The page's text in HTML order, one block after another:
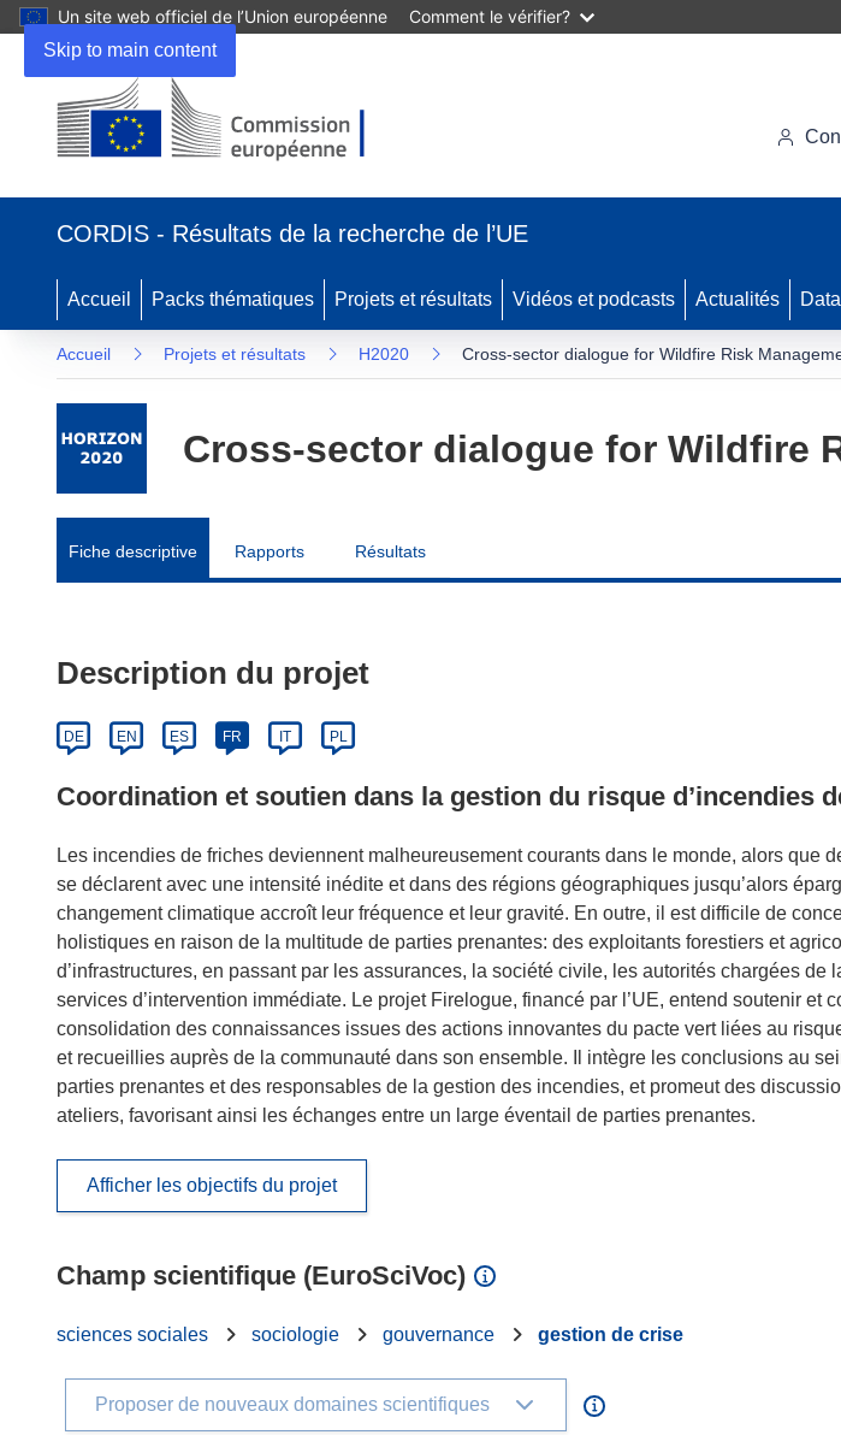
Skip to main content
Un site web officiel de l’Union européenne Comment le vérifier?
CORDIS - Résultats de la recherche de l’UE
Accueil Packs thématiques Projets et résultats Vidéos et podcasts Actualités
Accueil Projets et résultats H2020 Cross-sector dialogue for Wildfire Risk
Cross-sector dialogue for Wildfire
Fiche descriptive Rapports Résultats
Description du projet
DE EN ES FR IT PL
Coordination et soutien dans la gestion du risque d’incendies
Les incendies de friches deviennent malheureusement courants dans le monde, alors que
se déclarent avec une intensité inédite et dans des régions géographiques jusqu’alors
changement climatique accroît leur fréquence et leur gravité. En outre, il est difficile de
holistiques en raison de la multitude de parties prenantes: des exploitants forestiers et
d’infrastructures, en passant par les assurances, la société civile, les autorités chargées de
services d’intervention immédiate. Le projet Firelogue, financé par l’UE, entend soutenir et
consolidation des connaissances issues des actions innovantes du pacte vert liées au
et recueillies auprès de la communauté dans son ensemble. Il intègre les conclusions au
parties prenantes et des responsables de la gestion des incendies, et promeut des
ateliers, favorisant ainsi les échanges entre un large éventail de parties prenantes.
Afficher les objectifs du projet
Champ scientifique (EuroSciVoc)
sciences sociales sociologie gouvernance gestion de crise
Proposer de nouveaux domaines scientifiques